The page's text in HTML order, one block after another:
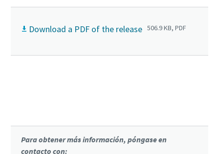
Download a PDF of the release 506.9 KB, PDF
Para obtener más información, póngase en
contacto con: